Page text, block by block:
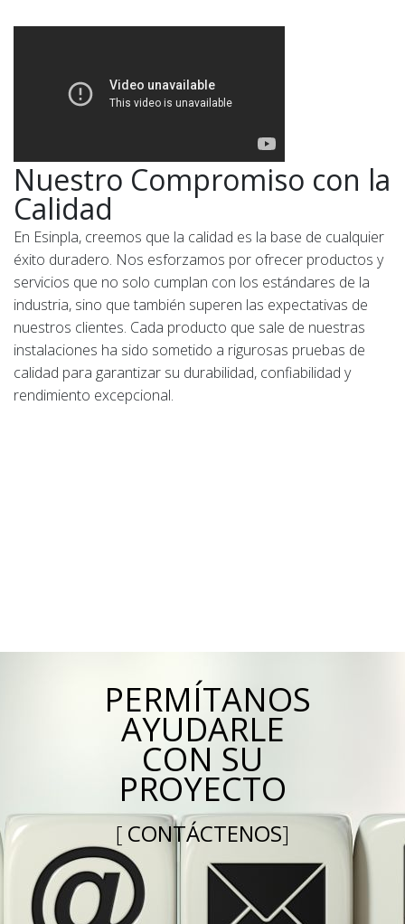
Nuestro Compromiso con la
Calidad
En Esinpla, creemos que la calidad es la base de cualquier
éxito duradero. Nos esforzamos por ofrecer productos y
servicios que no solo cumplan con los estándares de la
industria, sino que también superen las expectativas de
nuestros clientes. Cada producto que sale de nuestras
instalaciones ha sido sometido a rigurosas pruebas de
calidad para garantizar su durabilidad, confiabilidad y
rendimiento excepcional.
PERMÍTANOS
AYUDARLE
CON SU
PROYECTO
[ CONTÁCTENOS]